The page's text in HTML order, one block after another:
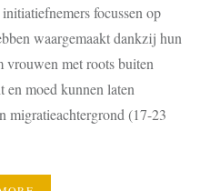
focussen op
waargemaakt dankzij hun
vrouwen met roots buiten
moed kunnen laten
migratieachtergrond (17-23